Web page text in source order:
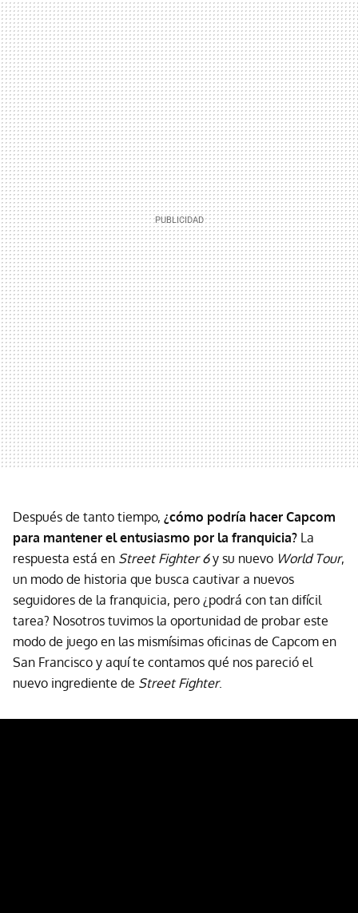
Después de tanto tiempo, ¿cómo podría hacer Capcom
para mantener el entusiasmo por la franquicia? La
respuesta está en Street Fighter 6y su nuevo World Tour,
un modo de historia que busca cautivar a nuevos
seguidores de la franquicia, pero ¿podrá con tan difícil
tarea? Nosotros tuvimos la oportunidad de probar este
modo de juego en las mismísimas oficinas de Capcom en
San Francisco y aquí te contamos qué nos pareció el
nuevo ingrediente de Street Fighter.